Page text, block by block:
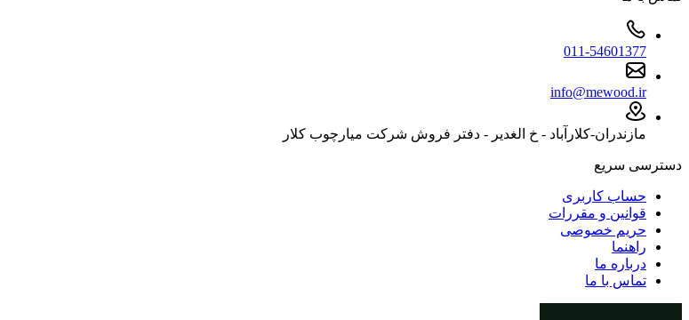
011-54601377
info@mewood.ir
مازندران-کلارآباد - خ الغدیر - دفتر فروش شرکت میارچوب کلار
دسترسی سریع
حساب کاربری
قوانین و مقررات
حریم خصوصی
راهنما
درباره ما
تماس با ما